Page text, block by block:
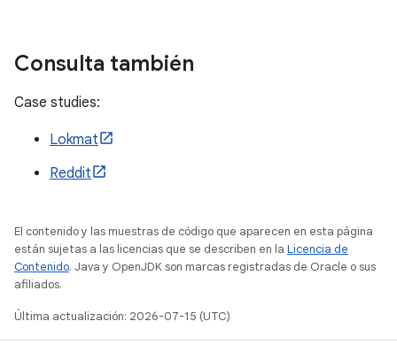
Consulta también
Case studies:
Lokmat
Reddit
El contenido y las muestras de código que aparecen en esta página
están sujetas a las licencias que se describen en la Licencia de
Contenido. Java y OpenJDK son marcas registradas de Oracle o sus
afiliados.
Última actualización: 2026-07-15 (UTC)